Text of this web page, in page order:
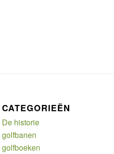
CATEGORIEËN
De historie
golfbanen
golfboeken